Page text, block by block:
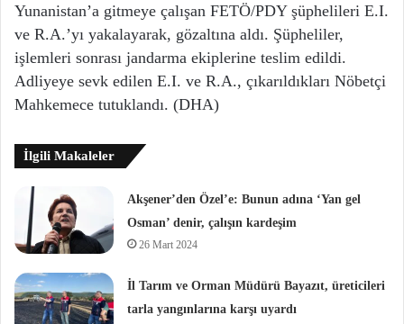
Yunanistan’a gitmeye çalışan FETÖ/PDY şüphelileri E.I.
ve R.A.’yı yakalayarak, gözaltına aldı. Şüpheliler,
işlemleri sonrası jandarma ekiplerine teslim edildi.
Adliyeye sevk edilen E.I. ve R.A., çıkarıldıkları Nöbetçi
Mahkemece tutuklandı. (DHA)
İlgili Makaleler
Akşener’den Özel’e: Bunun adına ‘Yan gel
Osman’ denir, çalışın kardeşim
26 Mart 2024
İl Tarım ve Orman Müdürü Bayazıt, üreticileri
tarla yangınlarına karşı uyardı